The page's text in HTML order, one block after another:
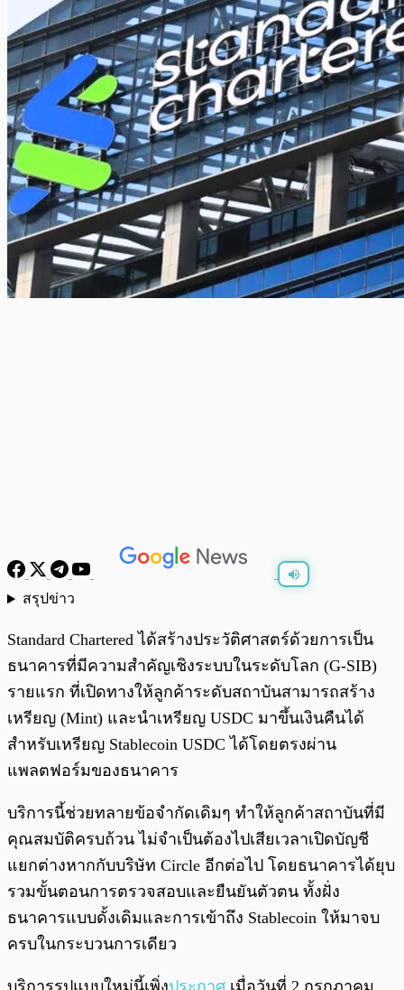
สรุปข่าว
Standard Chartered ได้สร้างประวัติศาสตร์ด้วยการเป็น
ธนาคารที่มีความสำคัญเชิงระบบในระดับโลก (G-SIB)
รายแรก ที่เปิดทางให้ลูกค้าระดับสถาบันสามารถสร้าง
เหรียญ (Mint) และนำเหรียญ USDC มาขึ้นเงินคืนได้
สำหรับเหรียญ Stablecoin USDC ได้โดยตรงผ่าน
แพลตฟอร์มของธนาคาร
บริการนี้ช่วยทลายข้อจำกัดเดิมๆ ทำให้ลูกค้าสถาบันที่มี
คุณสมบัติครบถ้วน ไม่จำเป็นต้องไปเสียเวลาเปิดบัญชี
แยกต่างหากกับบริษัท Circle อีกต่อไป โดยธนาคารได้ยุบ
รวมขั้นตอนการตรวจสอบและยืนยันตัวตน ทั้งฝั่ง
ธนาคารแบบดั้งเดิมและการเข้าถึง Stablecoin ให้มาจบ
ครบในกระบวนการเดียว